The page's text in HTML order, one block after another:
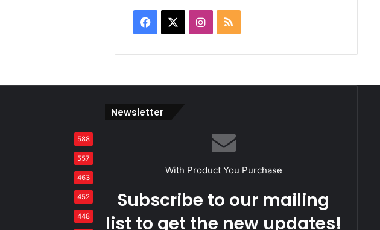
Facebook Instagram
RSS
588
557
463
452
448
Newsletter
With Product You Purchase
Subscribe to our mailing
list to get the new updates!